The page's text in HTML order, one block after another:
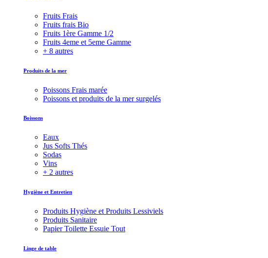
Fruits Frais
Fruits frais Bio
Fruits 1ère Gamme 1/2
Fruits 4eme et 5eme Gamme
+ 8 autres
Produits de la mer
Poissons Frais marée
Poissons et produits de la mer surgelés
Boissons
Eaux
Jus Softs Thés
Sodas
Vins
+ 2 autres
Hygiène et Entretien
Produits Hygiène et Produits Lessiviels
Produits Sanitaire
Papier Toilette Essuie Tout
Linge de table